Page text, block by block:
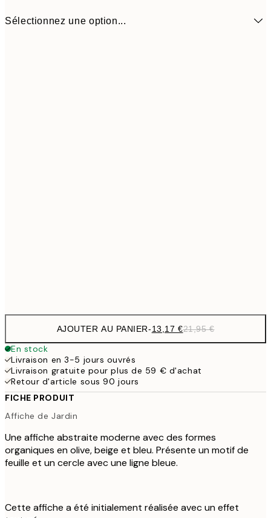
Sélectionnez une option...
AJOUTER AU PANIER-13,17 €21,95 €
En stock
Livraison en 3-5 jours ouvrés
Livraison gratuite pour plus de 59 € d'achat
Retour d'article sous 90 jours
FICHE PRODUIT
Affiche de Jardin
Une affiche abstraite moderne avec des formes
organiques en olive, beige et bleu. Présente un motif de
feuille et un cercle avec une ligne bleue.
Cette affiche a été initialement réalisée avec un effet